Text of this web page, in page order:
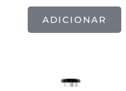
ADICIONAR
O